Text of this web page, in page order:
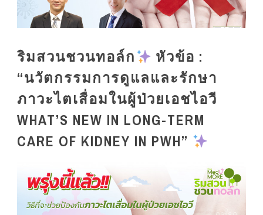
ริมสวนชวนทอล์ก
หัวข้อ :
“นวัตกรรมการดูแลและรักษา
ภาวะไตเสื่อมในผู้ป่วยเอชไอวี
WHAT’S NEW IN LONG-TERM
CARE OF KIDNEY IN PWH”